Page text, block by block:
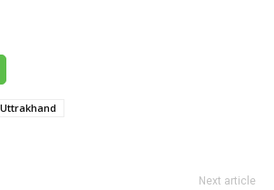
Uttrakhand
Next article